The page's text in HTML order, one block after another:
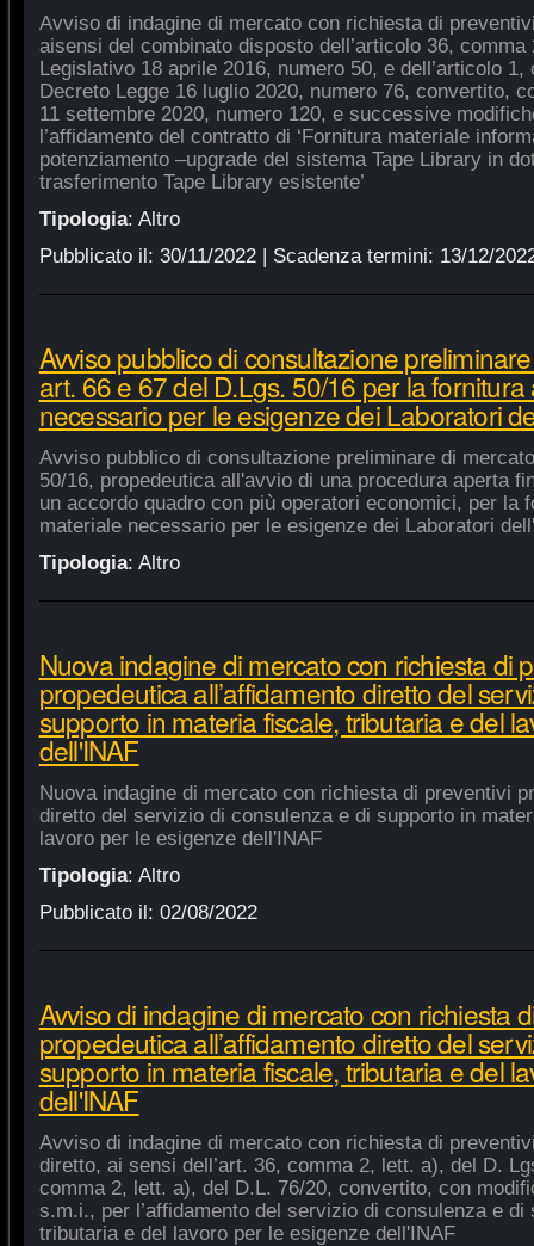
Avviso di indagine di mercato con richiesta di
aisensi del combinato disposto dell’articolo 36,
Legislativo 18 aprile 2016, numero 50, e dell’articolo
Decreto Legge 16 luglio 2020, numero 76, convertito,
11 settembre 2020, numero 120, e successive
l’affidamento del contratto di ‘Fornitura materiale
potenziamento –upgrade del sistema Tape Library in
trasferimento Tape Library esistente’
Tipologia: Altro
Pubblicato il: 30/11/2022| Scadenza termini: 13/12/
Avviso pubblico di consultazione
art. 66 e 67 del D.Lgs. 50/16 per la
necessario per le esigenze dei Laboratori
Avviso pubblico di consultazione preliminare di
50/16, propedeutica all'avvio di una procedura aperta
un accordo quadro con più operatori economici, per la
materiale necessario per le esigenze dei Laboratori
Tipologia: Altro
Nuova indagine di mercato con richiesta di
propedeutica all’affidamento diretto del
supporto in materia fiscale, tributaria e del
dell'INAF
Nuova indagine di mercato con richiesta di preventivi
diretto del servizio di consulenza e di supporto in
lavoro per le esigenze dell'INAF
Tipologia: Altro
Pubblicato il: 02/08/2022
Avviso di indagine di mercato con richiesta
propedeutica all’affidamento diretto del
supporto in materia fiscale, tributaria e del
dell'INAF
Avviso di indagine di mercato con richiesta di
diretto, ai sensi dell’art. 36, comma 2, lett. a), del D.
comma 2, lett. a), del D.L. 76/20, convertito, con
s.m.i., per l’affidamento del servizio di consulenza e
tributaria e del lavoro per le esigenze dell'INAF